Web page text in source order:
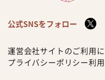
公式SNSをフォロー
運営会社サイトのご利用
プライバシーポリシー利